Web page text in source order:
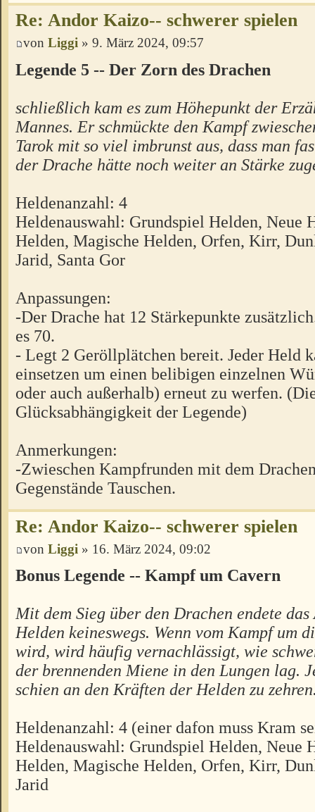
Re: Andor Kaizo-- schwerer spielen
von Liggi » 9. März 2024, 09:57
Legende 5 -- Der Zorn des Drachen
schließlich kam es zum Höhepunkt der
Mannes. Er schmückte den Kampf
Tarok mit so viel imbrunst aus, dass man
der Drache hätte noch weiter an Stärke
Heldenanzahl: 4
Heldenauswahl: Grundspiel Helden, Neue
Helden, Magische Helden, Orfen, Kirr,
Jarid, Santa Gor
Anpassungen:
-Der Drache hat 12 Stärkepunkte
es 70.
- Legt 2 Geröllplätchen bereit. Jeder Held
einsetzen um einen belibigen einzelnen
oder auch außerhalb) erneut zu werfen.
Glücksabhängigkeit der Legende)
Anmerkungen:
-Zwieschen Kampfrunden mit dem
Gegenstände Tauschen.
Re: Andor Kaizo-- schwerer spielen
von Liggi » 16. März 2024, 09:02
Bonus Legende -- Kampf um Cavern
Mit dem Sieg über den Drachen endete
Helden keineswegs. Wenn vom Kampf um
wird, wird häufig vernachlässigt, wie
der brennenden Miene in den Lungen lag.
schien an den Kräften der Helden zu
Heldenanzahl: 4 (einer dafon muss Kram
Heldenauswahl: Grundspiel Helden, Neue
Helden, Magische Helden, Orfen, Kirr,
Jarid